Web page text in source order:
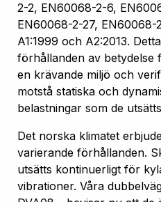
2-2, EN60068-2-6,
EN60068-2-27, EN60068-
A1:1999 och A2:2013.
förhållanden av betydelse
en krävande miljö och
motstå statiska och
belastningar som de
Det norska klimatet
varierande förhållanden.
utsätts kontinuerligt för
vibrationer. Våra